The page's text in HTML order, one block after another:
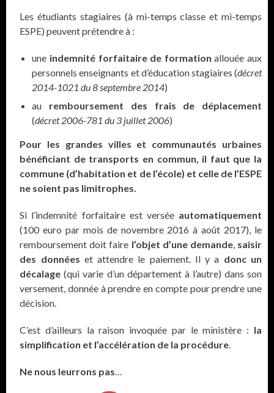
Les étudiants stagiaires (à mi-temps classe et mi-temps
ESPE) peuvent prétendre à :
une indemnité forfaitaire de formation allouée aux
personnels enseignants et d’éducation stagiaires (décret
2014-1021 du 8 septembre 2014)
au remboursement des frais de déplacement
(décret 2006-781 du 3 juillet 2006)
Pour les grandes villes et communautés urbaines
bénéficiant de transports en commun, il faut que la
commune (d’habitation et de l’école) et celle de l’ESPE
ne soient pas limitrophes.
Si l’indemnité forfaitaire est verséeautomatiquement
(100 euro par mois de novembre 2016 à août 2017), le
remboursement doit faire l’objet d’une demande, saisir
des données et attendre le paiement. Il y a donc un
décalage (qui varie d’un département à l’autre) dans son
versement, donnée à prendre en compte pour prendre une
décision.
C’est d’ailleurs la raison invoquée par le ministère : la
simplification et l’accélération de la procédure.
Ne nous leurrons pas…